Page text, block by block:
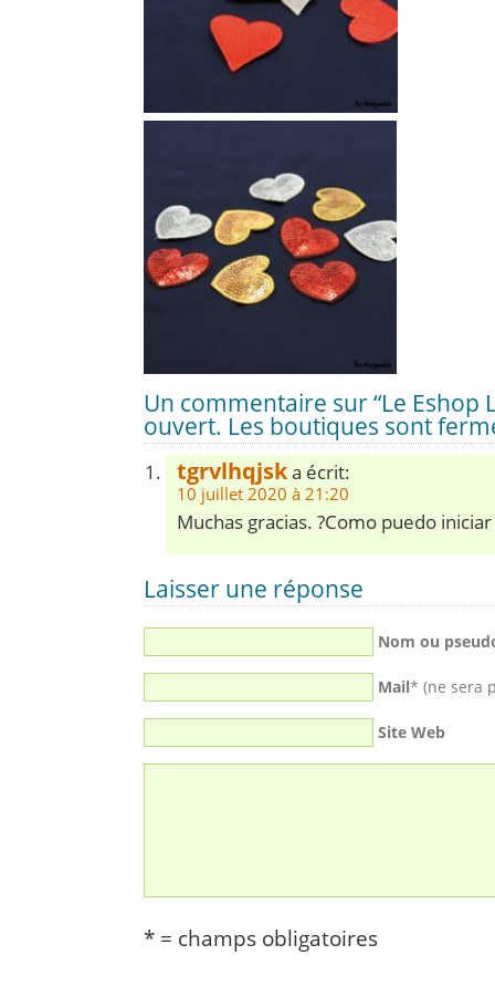
Un commentaire sur “Le Eshop
ouvert. Les boutiques sont
tgrvlhqjska écrit:
10 juillet 2020 à 21:20
Muchas gracias. ?Como puedo
Laisser une réponse
Nom ou
Mail* (ne sera
Site Web
* = champs obligatoires